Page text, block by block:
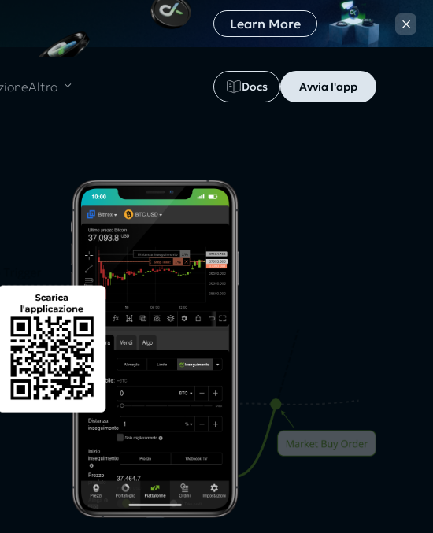
Learn More ×
Altro Docs Avvia l'app